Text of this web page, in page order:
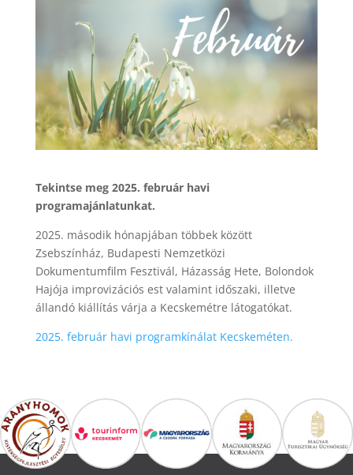
Tekintse meg 2025. február havi
programajánlatunkat.
2025. második hónapjában többek között
Zsebszínház, Budapesti Nemzetközi
Dokumentumfilm Fesztivál, Házasság Hete, Bolondok
Hajója improvizációs est valamint időszaki, illetve
állandó kiállítás várja a Kecskemétre látogatókat.
2025. február havi programkínálat Kecskeméten.